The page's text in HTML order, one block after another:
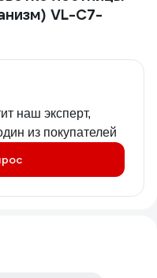
VL-C7-
наш эксперт,
из покупателей